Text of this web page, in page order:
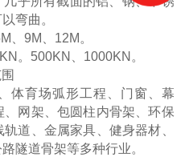
四辊液压卷板设备
弯曲。
、9M、12M。
。500KN、1000KN。
体育场弧形工程、门窗、幕
网架、包圆柱内骨架、环保
道、金属家具、健身器材、
隧道骨架等多种行业。